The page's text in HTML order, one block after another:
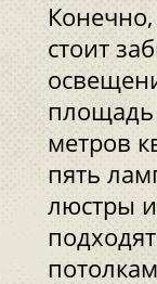
стоит
метров
пять
люстры